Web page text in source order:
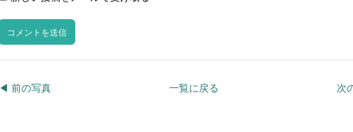
◀︎ 前の写真 次
一覧に戻る